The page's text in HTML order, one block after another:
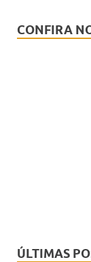
CONFIRA
ÚLTIMAS